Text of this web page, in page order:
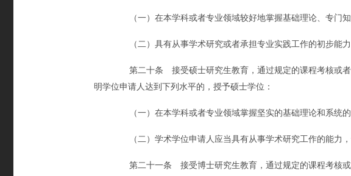
（一）在本学科或者专业领域较好地掌握基础理论、专门知
（二）具有从事学术研究或者承担专业实践工作的初步能力
第二十条 接受硕士研究生教育，通过规定的课程考核或者
明学位申请人达到下列水平的，授予硕士学位：
（一）在本学科或者专业领域掌握坚实的基础理论和系统的
（二）学术学位申请人应当具有从事学术研究工作的能力
第二十一条 接受博士研究生教育，通过规定的课程考核或